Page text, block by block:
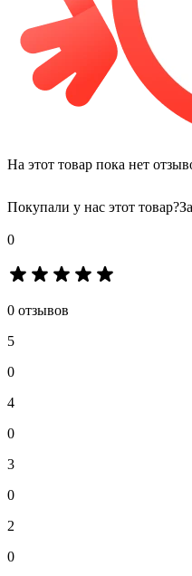
На этот товар пока нет
Покупали у нас этот товар?
0
0 отзывов
5
0
4
0
3
0
2
0